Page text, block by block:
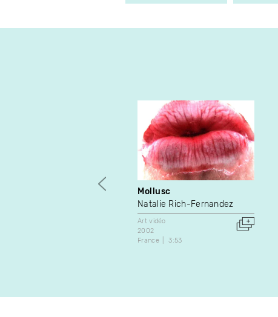
Mollusc
Natalie Rich-Fernandez
Art vidéo
2002
France
3:53